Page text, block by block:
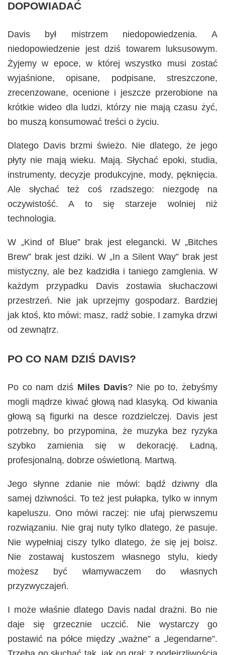
DOPOWIADAĆ
Davis był mistrzem niedopowiedzenia. A
niedopowiedzenie jest dziś towarem luksusowym.
Żyjemy w epoce, w której wszystko musi zostać
wyjaśnione, opisane, podpisane, streszczone,
zrecenzowane, ocenione i jeszcze przerobione na
krótkie wideo dla ludzi, którzy nie mają czasu żyć,
bo muszą konsumować treści o życiu.
Dlatego Davis brzmi świeżo. Nie dlatego, że jego
płyty nie mają wieku. Mają. Słychać epoki, studia,
instrumenty, decyzje produkcyjne, mody, pęknięcia.
Ale słychać też coś rzadszego: niezgodę na
oczywistość. A to się starzeje wolniej niż
technologia.
W „Kind of Blue” brak jest elegancki. W „Bitches
Brew” brak jest dziki. W „In a Silent Way” brak jest
mistyczny, ale bez kadzidła i taniego zamglenia. W
każdym przypadku Davis zostawia słuchaczowi
przestrzeń. Nie jak uprzejmy gospodarz. Bardziej
jak ktoś, kto mówi: masz, radź sobie. I zamyka drzwi
od zewnątrz.
PO CO NAM DZIŚ DAVIS?
Po co nam dziś Miles Davis? Nie po to, żebyśmy
mogli mądrze kiwać głową nad klasyką. Od kiwania
głową są figurki na desce rozdzielczej. Davis jest
potrzebny, bo przypomina, że muzyka bez ryzyka
szybko zamienia się w dekorację. Ładną,
profesjonalną, dobrze oświetloną. Martwą.
Jego słynne zdanie nie mówi: bądź dziwny dla
samej dziwności. To też jest pułapka, tylko w innym
kapeluszu. Ono mówi raczej: nie ufaj pierwszemu
rozwiązaniu. Nie graj nuty tylko dlatego, że pasuje.
Nie wypełniaj ciszy tylko dlatego, że się jej boisz.
Nie zostawaj kustoszem własnego stylu, kiedy
możesz być włamywaczem do własnych
przyzwyczajeń.
I może właśnie dlatego Davis nadal drażni. Bo nie
daje się grzecznie uczcić. Nie wystarczy go
postawić na półce między „ważne” a „legendarne”.